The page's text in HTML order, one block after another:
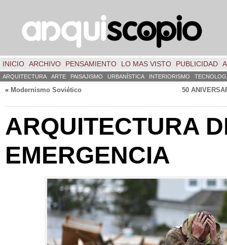
INICIO ARCHIVO PENSAMIENTO LO MAS VISTO PUBLICIDAD
ARQUITECTURA ARTE PAISAJISMO URBANÍSTICA INTERIORISMO
« Modernismo Soviético 50
ARQUITECTURA
EMERGENCIA